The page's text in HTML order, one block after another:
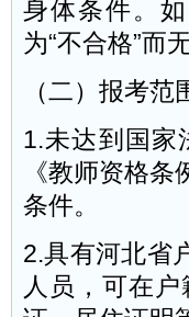
身体条件。
为“不合格”而
（二）报考范
1.未达到国家
《教师资格
条件。
2.具有河北省
人员，可在